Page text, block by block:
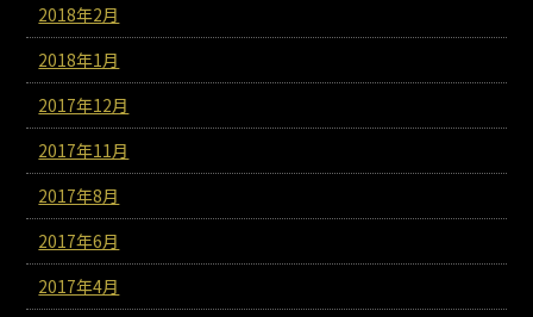
2018年2月
2018年1月
2017年12月
2017年11月
2017年8月
2017年6月
2017年4月